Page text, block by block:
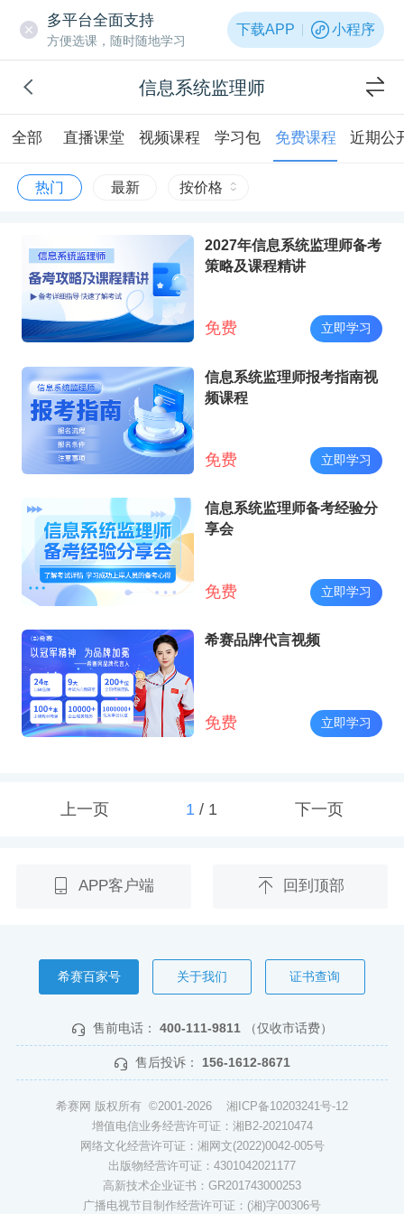
多平台全面支持
方便选课，随时随地学习
下载APP 小程序
信息系统监理师
全部 直播课堂 视频课程 学习包 免费课程 近期公
热门 最新 按价格
2027年信息系统监理师备考
策略及课程精讲
免费 立即学习
信息系统监理师报考指南视
频课程
免费 立即学习
信息系统监理师备考经验分
享会
免费 立即学习
希赛品牌代言视频
免费 立即学习
上一页 1/ 1 下一页
APP客户端 回到顶部
希赛百家号 关于我们 证书查询
售前电话： 400-111-9811 （仅收市话费）
售后投诉： 156-1612-8671
希赛网 版权所有 ©2001-2026 湘ICP备10203241号-12
增值电信业务经营许可证：湘B2-20210474
网络文化经营许可证：湘网文(2022)0042-005号
出版物经营许可证：4301042021177
高新技术企业证书：GR201743000253
广播电视节目制作经营许可证：(湘)字00306号